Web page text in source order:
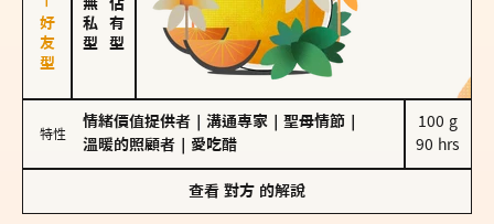
無私型佔有型
特性
情緒價值提供者 溝通專家 聖母情節
溫暖的照顧者
愛吃醋
100 g
90 hrs
查看 對方 的解說